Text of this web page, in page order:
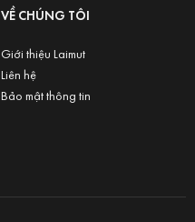
VỀ CHÚNG TÔI
Giới thiệu Laimut
Liên hệ
Bảo mật thông tin